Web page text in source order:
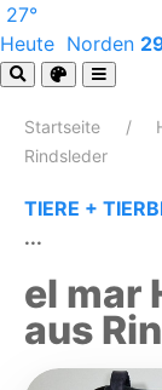
27°
Heute Norden
Startseite
Rindsleder
TIERE +
...
el mar
aus